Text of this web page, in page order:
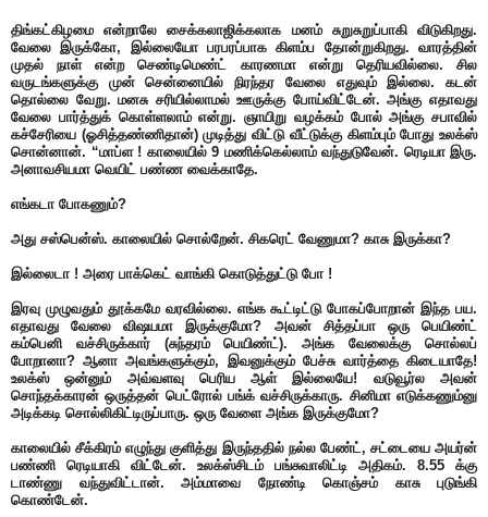
திங்கட்கிழமை என்றாலே சைக்கலாஜிக்கலாக மனம் சுறுசுறுப்பாகி விடுகிறது.
வேலை இருக்கோ, இல்லையோ பரபரப்பாக கிளம்ப தோன்றுகிறது. வாரத்தின்
முதல் நாள் என்ற செண்டிமெண்ட் காரணமா என்று தெரியவில்லை. சில
வருடங்களுக்கு முன் சென்னையில் நிரந்தர வேலை எதுவும் இல்லை. கடன்
தொல்லை வேறு. மனசு சரியில்லாமல் ஊருக்கு போய்விட்டேன். அங்கு எதாவது
வேலை பார்த்துக் கொள்ளலாம் என்று. ஞாயிறு வழக்கம் போல் அங்கு சபாவில்
கச்சேரியை (ஓசித்தண்ணிதான்) முடித்து விட்டு வீட்டுக்கு கிளம்பும் போது உலக்ஸ்
சொன்னான். “மாப்ள ! காலையில் 9 மணிக்கெல்லாம் வந்துடுவேன். ரெடியா இரு.
அனாவசியமா வெயிட் பண்ண வைக்காதே.
எங்கடா போகணும்?
அது சஸ்பென்ஸ். காலையில் சொல்றேன். சிகரெட் வேணுமா? காசு இருக்கா?
இல்லைடா ! அரை பாக்கெட் வாங்கி கொடுத்துட்டு போ !
இரவு முழுவதும் தூக்கமே வரவில்லை. எங்க கூட்டிட்டு போகப்போறான் இந்த பய.
எதாவது வேலை விஷயமா இருக்குமோ? அவன் சித்தப்பா ஒரு பெயிண்ட்
கம்பெனி வச்சிருக்கார் (சுந்தரம் பெயிண்ட்). அங்க வேலைக்கு சொல்லப்
போறானா? ஆனா அவங்களுக்கும், இவனுக்கும் பேச்சு வார்த்தை கிடையாதே!
உலக்ஸ் ஒன்னும் அவ்வளவு பெரிய ஆள் இல்லையே! வடுவூர்ல அவன்
சொந்தக்காரன் ஒருத்தன் பெட்ரோல் பங்க் வச்சிருக்காரு. சினிமா எடுக்கணும்னு
அடிக்கடி சொல்லிகிட்டிருப்பாரு. ஒரு வேளை அங்க இருக்குமோ?
காலையில் சீக்கிரம் எழுந்து குளித்து இருந்ததில் நல்ல பேண்ட், சட்டையை அயர்ன்
பண்ணி ரெடியாகி விட்டேன். உலக்ஸ்சிடம் பங்சுவாலிட்டி அதிகம். 8.55 க்கு
டாண்ணு வந்துவிட்டான். அம்மாவை நோண்டி கொஞ்சம் காசு புடுங்கி
கொண்டேன்.